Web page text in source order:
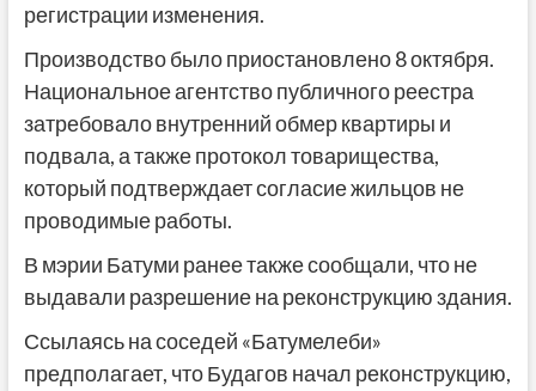
регистрации изменения.
Производство было приостановлено 8 октября.
Национальное агентство публичного реестра
затребовало внутренний обмер квартиры и
подвала, а также протокол товарищества,
который подтверждает согласие жильцов не
проводимые работы.
В мэрии Батуми ранее также сообщали, что не
выдавали разрешение на реконструкцию здания.
Ссылаясь на соседей «Батумелеби»
предполагает, что Будагов начал реконструкцию,